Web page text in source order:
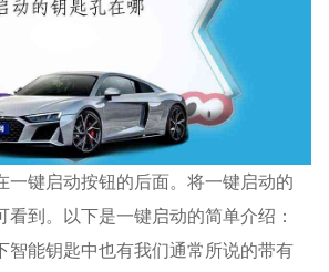
一键启动按钮的后面。将一键启动的
看到。以下是一键启动的简单介绍：
智能钥匙中也有我们通常所说的带有